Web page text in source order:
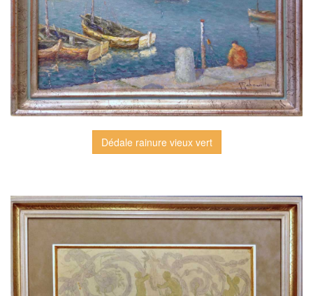
Dédale rainure vieux vert